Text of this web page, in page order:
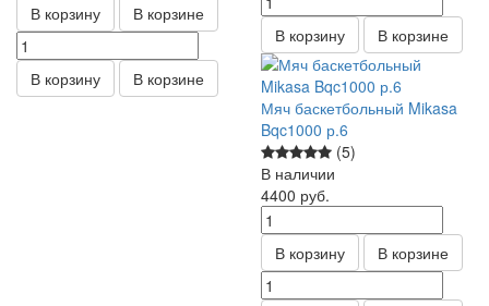
В корзину В корзине
В корзину В корзине
В корзину В корзине
Мяч баскетбольный Mikasa
Bqc1000 р.6
(5)
В наличии
4400 руб.
В корзину В корзине